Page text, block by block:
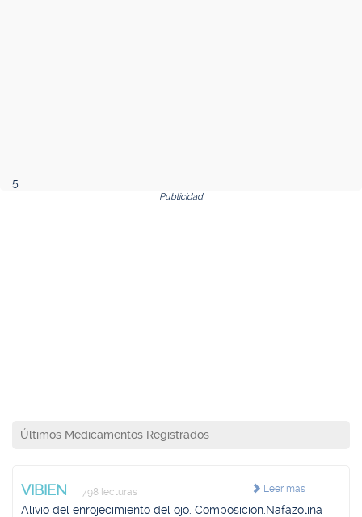
5
Publicidad
Últimos Medicamentos Registrados
Leer más
VIBIEN 798 lecturas
Alivio del enrojecimiento del ojo. Composición.Nafazolina